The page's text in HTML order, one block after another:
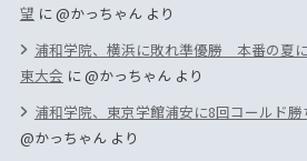
望 に@かっちゃんより
浦和学院、横浜に敗れ準優勝 本番の夏
東大会 に@かっちゃんより
浦和学院、東京学館浦安に8回コールド
@かっちゃんより